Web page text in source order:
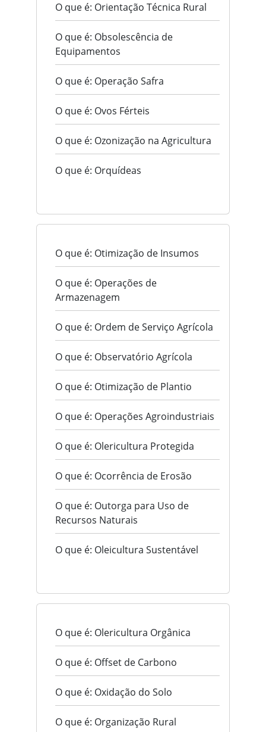
O que é: Orientação Técnica Rural
O que é: Obsolescência de
Equipamentos
O que é: Operação Safra
O que é: Ovos Férteis
O que é: Ozonização na Agricultura
O que é: Orquídeas
O que é: Otimização de Insumos
O que é: Operações de
Armazenagem
O que é: Ordem de Serviço Agrícola
O que é: Observatório Agrícola
O que é: Otimização de Plantio
O que é: Operações Agroindustriais
O que é: Olericultura Protegida
O que é: Ocorrência de Erosão
O que é: Outorga para Uso de
Recursos Naturais
O que é: Oleicultura Sustentável
O que é: Olericultura Orgânica
O que é: Offset de Carbono
O que é: Oxidação do Solo
O que é: Organização Rural